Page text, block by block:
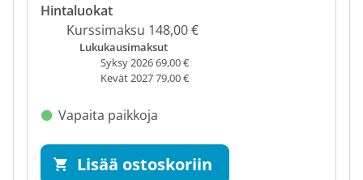
Hintaluokat
Kurssimaksu 148,00 €
Lukukausimaksut
Syksy 2026 69,00 €
Kevät 2027 79,00 €
Vapaita paikkoja
Lisää ostoskoriin